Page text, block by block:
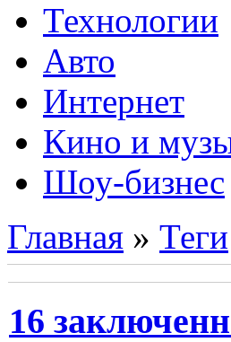
Технологии
Авто
Интернет
Кино и
Шоу-бизнес
Главная » Теги
16